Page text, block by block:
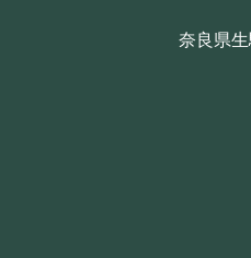
奈良県